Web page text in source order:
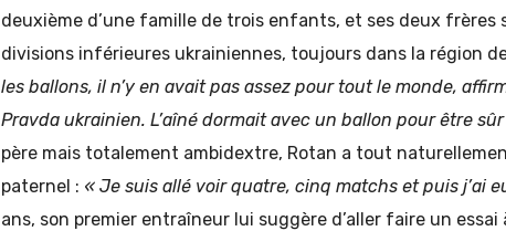
deuxième d’une famille de trois enfants, et ses deux
divisions inférieures ukrainiennes, toujours dans la région
les ballons, il n’y en avait pas assez pour tout le monde,
Pravda ukrainien. L’aîné dormait avec un ballon pour être sûr
père mais totalement ambidextre, Rotan a tout
paternel : « Je suis allé voir quatre, cinq matchs et puis j’ai
ans, son premier entraîneur lui suggère d’aller faire un essai